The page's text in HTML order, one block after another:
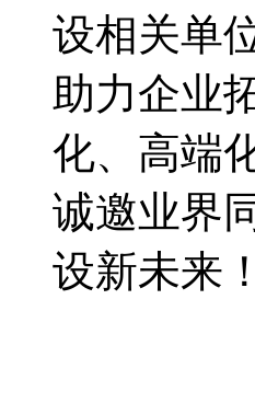
设相关单
助力企业
化、高端
诚邀业界
设新未来！